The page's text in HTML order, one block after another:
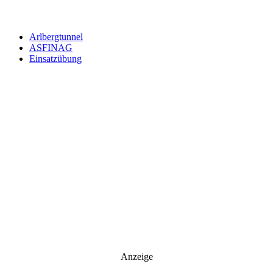
Arlbergtunnel
ASFINAG
Einsatzübung
Anzeige